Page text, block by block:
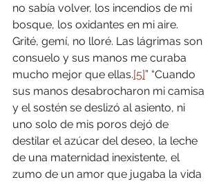
no sabía volver, los incendios de mi
bosque, los oxidantes en mi aire.
Grité, gemí, no lloré. Las lágrimas son
consuelo y sus manos me curaba
mucho mejor que ellas.[5]” “Cuando
sus manos desabrocharon mi camisa
y el sostén se deslizó al asiento, ni
uno solo de mis poros dejó de
destilar el azúcar del deseo, la leche
de una maternidad inexistente, el
zumo de un amor que jugaba la vida